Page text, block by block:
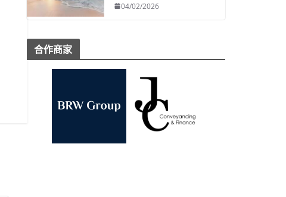
04/02/2026
合作商家